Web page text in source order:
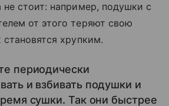
стоит: например, подушки с
от этого теряют свою
становятся хрупким.
периодически
и взбивать подушки и
сушки. Так они быстрее